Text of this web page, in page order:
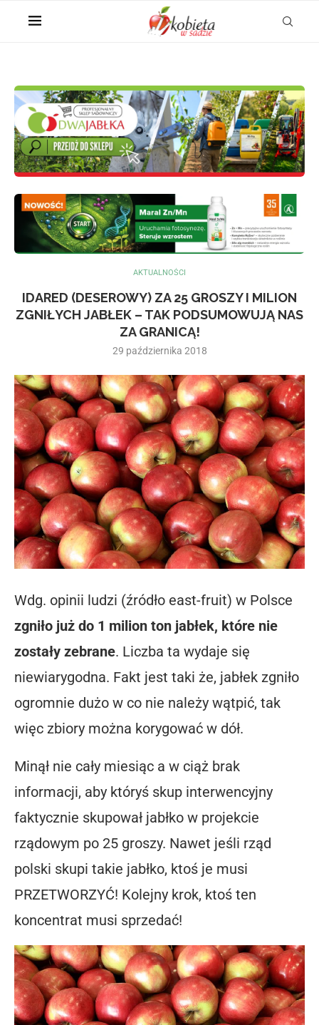
AKTUALNOŚCI
IDARED (DESEROWY) ZA 25 GROSZY I MILION
ZGNIŁYCH JABŁEK – TAK PODSUMOWUJĄ NAS
ZA GRANICĄ!
29 października 2018
Wdg. opinii ludzi (źródło east-fruit) w Polsce
zgniło już do 1 milion ton jabłek, które nie
zostały zebrane. Liczba ta wydaje się
niewiarygodna. Fakt jest taki że, jabłek zgniło
ogromnie dużo w co nie należy wątpić, tak
więc zbiory można korygować w dół.
Minął nie cały miesiąc a w ciąż brak
informacji, aby któryś skup interwencyjny
faktycznie skupował jabłko w projekcie
rządowym po 25 groszy. Nawet jeśli rząd
polski skupi takie jabłko, ktoś je musi
PRZETWORZYĆ! Kolejny krok, ktoś ten
koncentrat musi sprzedać!